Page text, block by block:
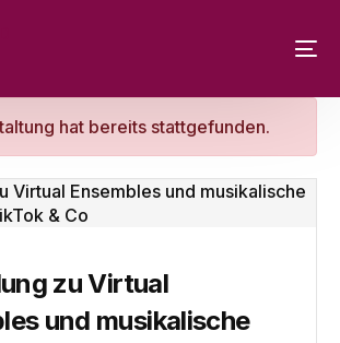
hat bereits stattgefunden.
zu Virtual
und musikalische